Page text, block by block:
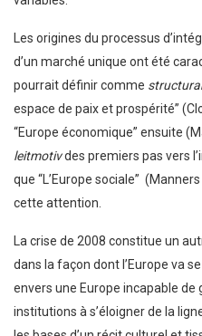
Les origines du processus
d’un marché unique ont été
pourrait définir comme
espace de paix et prospérité”
“Europe économique” ensuite
leitmotivdes premiers pas vers
que “L’Europe sociale”
cette attention.
La crise de 2008 constitue un
dans la façon dont l’Europe va
envers une Europe incapable de
institutions à s’éloigner de la